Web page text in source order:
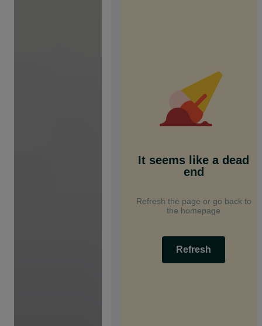
It seems like a dead
end
Refresh the page or go back to
the homepage
Refresh